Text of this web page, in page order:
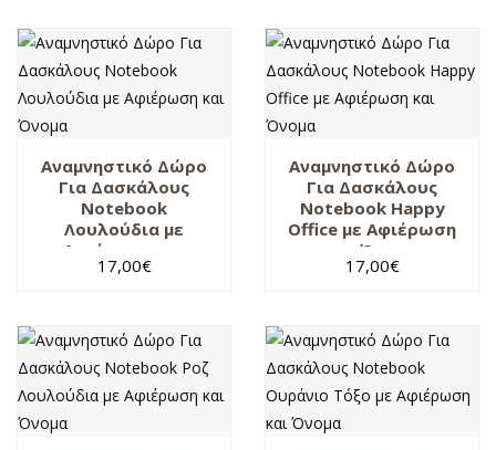
Αναμνηστικό Δώρο
Για Δασκάλους
Notebook
Λουλούδια με
Αφιέρωση και
Όνομα
17,00€
Αναμνηστικό Δώρο
Για Δασκάλους
Notebook Happy
Office με Αφιέρωση
και Όνομα
17,00€